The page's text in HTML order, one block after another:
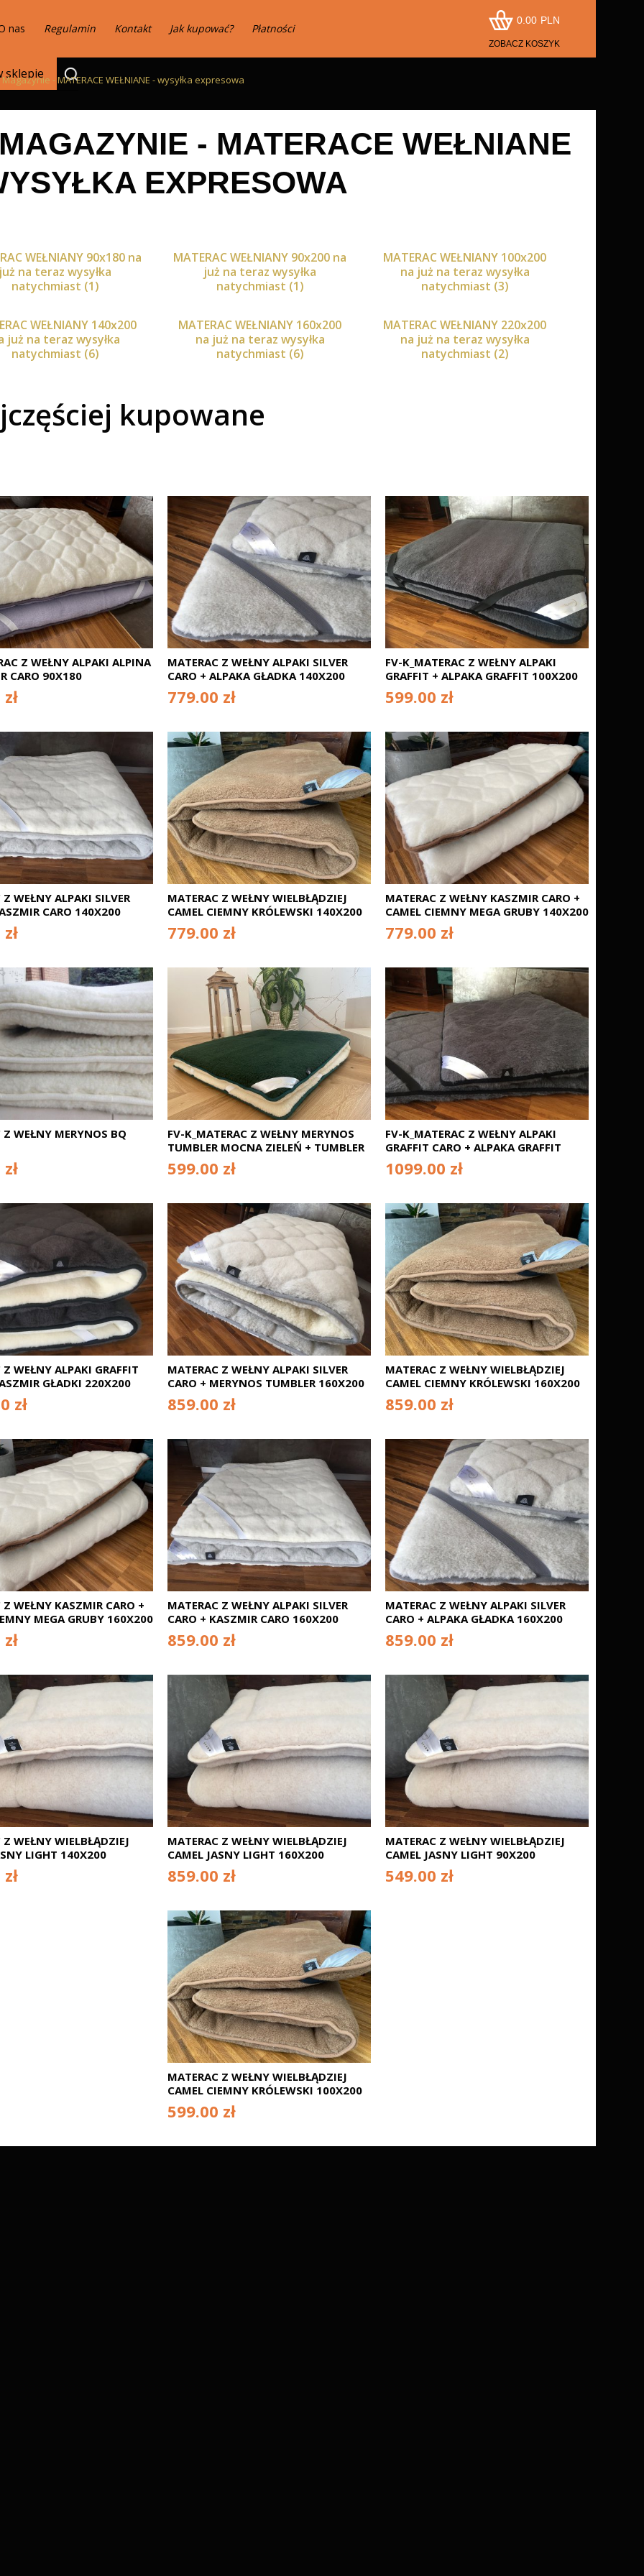
nas Regulamin Kontakt Jak kupować? Płatności
0.00 PLN
ZOBACZ KOSZYK
- MATERACE WEŁNIANE - wysyłka expresowa
- MATERACE WEŁNIANE
EXPRESOWA
WEŁNIANY 90x180 na
już na teraz wysyłka
natychmiast (1)
MATERAC WEŁNIANY 90x200 na
już na teraz wysyłka
natychmiast (1)
MATERAC WEŁNIANY 100x200
na już na teraz wysyłka
natychmiast (3)
WEŁNIANY 140x200
już na teraz wysyłka
natychmiast (6)
MATERAC WEŁNIANY 160x200
na już na teraz wysyłka
natychmiast (6)
MATERAC WEŁNIANY 220x200
na już na teraz wysyłka
natychmiast (2)
kupowane
Z WEŁNY ALPAKI ALPINA
CARO 90X180
MATERAC Z WEŁNY ALPAKI SILVER
CARO + ALPAKA GŁADKA 140X200
779.00 zł
FV-K_MATERAC Z WEŁNY ALPAKI
GRAFFIT + ALPAKA GRAFFIT 100X200
599.00 zł
Z WEŁNY ALPAKI SILVER
CARO 140X200
MATERAC Z WEŁNY WIELBŁĄDZIEJ
CAMEL CIEMNY KRÓLEWSKI 140X200
779.00 zł
MATERAC Z WEŁNY KASZMIR CARO +
CAMEL CIEMNY MEGA GRUBY 140X200
779.00 zł
Z WEŁNY MERYNOS BQ
FV-K_MATERAC Z WEŁNY MERYNOS
TUMBLER MOCNA ZIELEŃ + TUMBLER
BIAŁY 100X200
599.00 zł
FV-K_MATERAC Z WEŁNY ALPAKI
GRAFFIT CARO + ALPAKA GRAFFIT
CARO 220X200
1099.00 zł
Z WEŁNY ALPAKI GRAFFIT
GŁADKI 220X200
zł
MATERAC Z WEŁNY ALPAKI SILVER
CARO + MERYNOS TUMBLER 160X200
859.00 zł
MATERAC Z WEŁNY WIELBŁĄDZIEJ
CAMEL CIEMNY KRÓLEWSKI 160X200
859.00 zł
Z WEŁNY KASZMIR CARO +
MEGA GRUBY 160X200
MATERAC Z WEŁNY ALPAKI SILVER
CARO + KASZMIR CARO 160X200
859.00 zł
MATERAC Z WEŁNY ALPAKI SILVER
CARO + ALPAKA GŁADKA 160X200
859.00 zł
Z WEŁNY WIELBŁĄDZIEJ
LIGHT 140X200
MATERAC Z WEŁNY WIELBŁĄDZIEJ
CAMEL JASNY LIGHT 160X200
859.00 zł
MATERAC Z WEŁNY WIELBŁĄDZIEJ
CAMEL JASNY LIGHT 90X200
549.00 zł
MATERAC Z WEŁNY WIELBŁĄDZIEJ
CAMEL CIEMNY KRÓLEWSKI 100X200
599.00 zł